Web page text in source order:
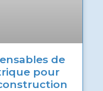
de
pour